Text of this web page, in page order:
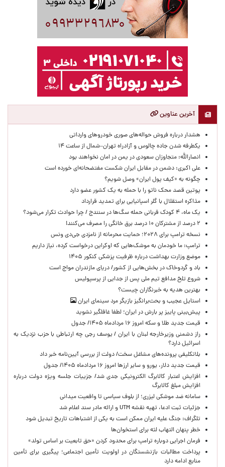
آخرین عناوین
هشدار درباره فروش حواله‌های صوری خودروهای وارداتی
یکطرفه شدن جاده چالوس و آزادراه تهران–شمال از ساعت ۱۴
انصارالله: متجاوزان سعودی در یمن در امان نخواهند بود
علی اکبری: دشمن در مقابل ایران شکست مفتضحانه‌ای خورده است
چگونه به «کیف پول ایران» وصل شویم؟
پوتین قصد محک ناتو را با حمله به یک کشور عضو دارد
مذاکره استقلال با گلر اسپانیایی برای تمدید قرارداد
یک ماه، ۴ کودک قربانی حمله سگ‌ها در سنندج / چرا حوادث تکرار می‌شود؟
۲ درصد از مشترکان ۱۰ درصد برق خانگی را مصرف می‌کنند!
نسخه ترامپ برای ۲۰۲۸؛ حمایت محرمانه از نامزدی جی‌دی ونس
ترامپ: ما خودمان به موشک‌هایی که اوکراین درخواست کرده، نیاز داریم
موضع وزارت بهداشت درباره ظرفیت پزشکی کنکور ۱۴۰۵
باد و گردوخاک در بخش‌هایی از کشور/ دریای مازندران مواج است
شروع تلخ مدافع تیم ملی پس از جدایی از پرسپولیس
بهترین هدیه به خبرنگاران چیست؟
استایل عجیب و بحث‌برانگیز بازیگر مرد سینمای ایران
پیش‌بینی پاییز پر بارش در ایران؛ لطفا غافلگیر نشوید
قیمت جدید طلا و سکه امروز ۱۶ مردادماه ۱۴۰۵/ جدول
راز دشمنی وزیرخارجه لبنان با ایران / یوسف رجی چه ارتباطی با حزب نزدیک به
اسرائیل دارد؟
بلاتکلیفی پرونده‌های مشاغل سخت/ دولت از بررسی آیین‌نامه خبر داد
قیمت جدید دلار، یورو و سایر ارزها امروز ۱۶ مردادماه ۱۴۰۵/ جدول
افزایش اعتبار کالابرگ الکترونیکی جدی شد/ جزییات جلسه ویژه دولت درباره
افزایش مبلغ کالابرگ
سامانه ضد موشکی لیزری؛ از بلوف سیاسی تا واقعیت میدانی
جزئیات ثبت ادعا، تهیه نقشه UTM و ارائه مادر سند اعلام شد
تلگراف: جنگ علیه ایران ممکن است به یکی از اشتباهات تاریخ تبدیل شود
خطر پنهان التهاب لثه برای استخوان‌ها
فرمان اجرایی دوباره ترامپ برای محدود کردن «حق تابعیت بر اساس تولد»
پرداخت مطالبات بازنشستگان در اولویت تأمین اجتماعی؛ پیگیری برای تأمین
منابع ادامه دارد